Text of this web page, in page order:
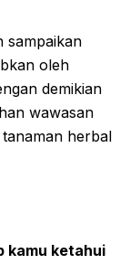
sampaikan
oleh
demikian
wawasan
herbal
kamu ketahui